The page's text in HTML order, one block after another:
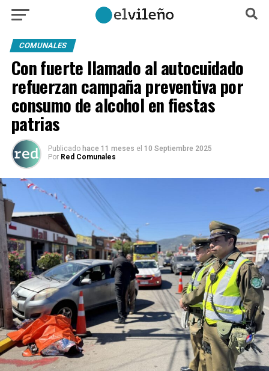
COMUNALES
Con fuerte llamado al autocuidado
refuerzan campaña preventiva por
consumo de alcohol en fiestas
patrias
Publicado hace 11 meses el 10 Septiembre 2025
Por Red Comunales